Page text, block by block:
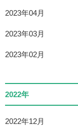
2023年04月
2023年03月
2023年02月
2022年
2022年12月